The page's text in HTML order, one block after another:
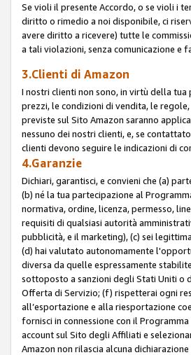
Se violi il presente Accordo, o se violi i
diritto o rimedio a noi disponibile, ci
avere diritto a ricevere) tutte le
a tali violazioni, senza comunicazione e
3.Clienti di Amazon
I nostri clienti non sono, in virtù della
prezzi, le condizioni di vendita, le
previste sul Sito Amazon saranno
nessuno dei nostri clienti, e, se
clienti devono seguire le indicazioni di
4.Garanzie
Dichiari, garantisci, e convieni che (a)
(b) né la tua partecipazione al
normativa, ordine, licenza, permesso,
requisiti di qualsiasi autorità
pubblicità, e il marketing), (c) sei
(d) hai valutato autonomamente
diversa da quelle espressamente
sottoposto a sanzioni degli Stati Uniti o
Offerta di Servizio; (f) rispetterai ogni
all’esportazione e alla riesportazione
fornisci in connessione con il
account sul Sito degli Affiliati e
Amazon non rilascia alcuna